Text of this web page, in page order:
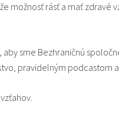
hoteli", prespávaní a
možnosť rásť a mať zdravé
aby sme Bezhraničnú
pravidelným podcastom